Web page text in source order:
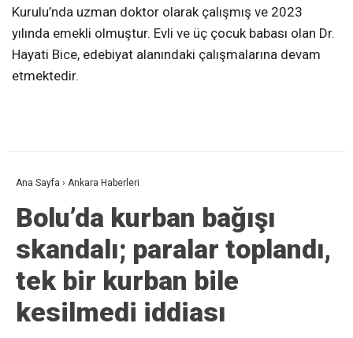
Kurulu’nda uzman doktor olarak çalışmış ve 2023
yılında emekli olmuştur. Evli ve üç çocuk babası olan Dr.
Hayati Bice, edebiyat alanındaki çalışmalarına devam
etmektedir.
Ana Sayfa › Ankara Haberleri
Bolu’da kurban bağışı
skandalı; paralar toplandı,
tek bir kurban bile
kesilmedi iddiası